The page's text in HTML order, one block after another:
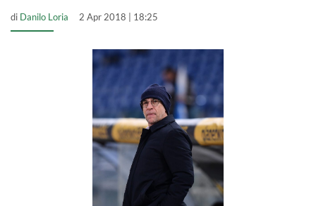
di Danilo Loria 2 Apr 2018 | 18:25